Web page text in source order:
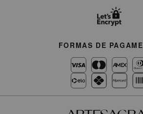
FORMAS DE